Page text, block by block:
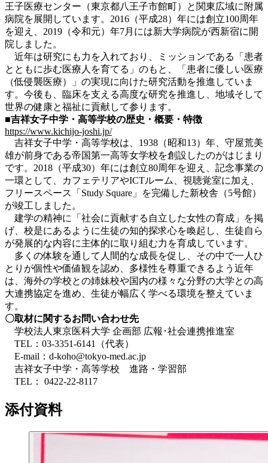
王子医療センター（東京都八王子市館町）と関東広域に附属
病院を展開しています。2016（平成28）年には創立100周年
を迎え、2019（令和元）年7月には新大学病院が西新宿に開
院しました。
近年は研究にも力を入れており、ミッションである「患者
とともに歩む医療人を育てる」のもと、「患者に優しい医療
（低侵襲医療）」の実現に向けた研究活動を推進していま
す。今後も、臨床を支える高度な研究を推進し、地域そして
世界の健康と福祉に貢献して参ります。
■吉祥女子中学・高等学校の歴史・概要・特徴
https://www.kichijo-joshi.jp/
吉祥女子中学・高等学校は、1938（昭和13）年、守屋荒美
雄が前身である帝国第一高等女学校を創設したのがはじまり
です。2018（平成30）年には創立80周年を迎え、記念事業の
一環として、カフェテリアやICTルーム、視聴覚室に加え、
フリースペース「Study Square」を完備した新校舎（5号館）
が竣工しました。
建学の精神に「社会に貢献する自立した女性の育成」を掲
げ、校是にあるように生徒の知的探求心を喚起し、生徒自ら
が発展的な内容に主体的に取り組む力を育成しています。
多くの体験を通して人間的な成長を促し、その中で一人ひ
とりが個性や価値観を認め、多様性を尊重できるよう近年
は、海外の学校との姉妹校や国内の様々な分野の大学との高
大連携協定を進め、生徒が幅広く学べる環境を整えていま
す。
〇取材に関するお問い合わせ先
学校法人東京医科大学 企画部 広報･社会連携推進室
TEL：03-3351-6141（代表）
E-mail：d-koho@tokyo-med.ac.jp
吉祥女子中学・高等学校 進路・学習部
TEL： 0422-22-8117
添付資料